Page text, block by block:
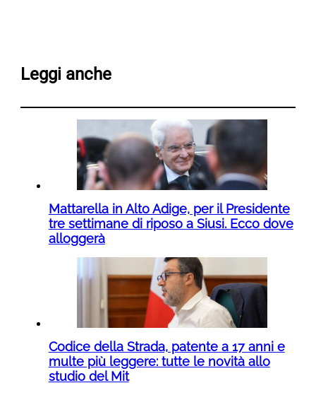
Leggi anche
Mattarella in Alto Adige, per il Presidente
tre settimane di riposo a Siusi. Ecco dove
alloggerà
Codice della Strada, patente a 17 anni e
multe più leggere: tutte le novità allo
studio del Mit